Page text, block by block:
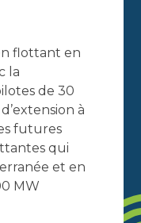
flottant en
la
de 30
à
futures
qui
et en
MW